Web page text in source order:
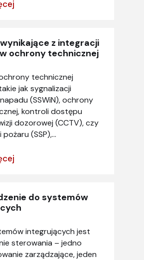
z integracji
ochrony technicznej
technicznej
jak sygnalizacji
(SSWiN), ochrony
kontroli dostępu
dozorowej (CCTV), czy
(SSP),...
do systemów
integrujących jest
sterowania – jedno
zarządzające, jeden